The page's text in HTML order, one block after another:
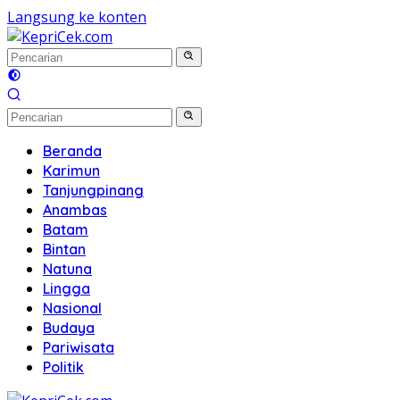
Langsung ke konten
Beranda
Karimun
Tanjungpinang
Anambas
Batam
Bintan
Natuna
Lingga
Nasional
Budaya
Pariwisata
Politik